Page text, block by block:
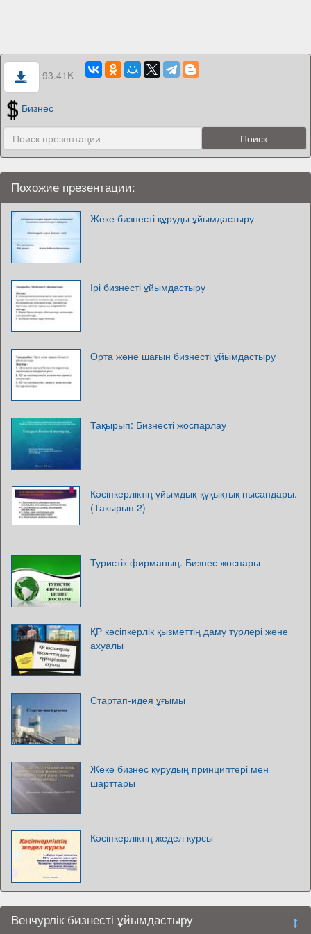
93.41K
Бизнес
Похожие презентации:
Жеке бизнесті құруды ұйымдастыру
Ірі бизнесті ұйымдастыру
Орта және шағын бизнесті ұйымдастыру
Тақырып: Бизнесті жоспарлау
Кәсіпкерліктің ұйымдық-құқықтық нысандары.
(Такырып 2)
Туристік фирманың. Бизнес жоспары
ҚР кәсіпкерлік қызметтің даму түрлері және
ахуалы
Стартап-идея ұғымы
Жеке бизнес құрудың принциптері мен
шарттары
Кәсіпкерліктің жедел курсы
Венчурлік бизнесті ұйымдастыру